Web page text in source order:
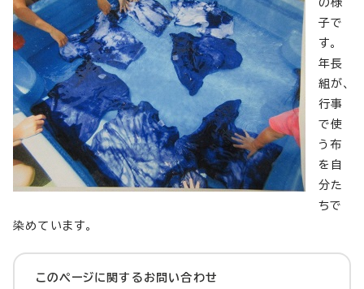
の様
子で
す。
年長
組が、
行事
で使
う布
を自
分た
ちで
染めています。
このページに関する お問い合わせ